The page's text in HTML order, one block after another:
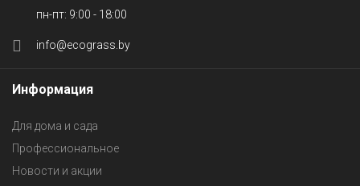
пн-пт: 9:00 - 18:00
info@ecograss.by
Информация
Для дома и сада
Профессиональное
Новости и акции